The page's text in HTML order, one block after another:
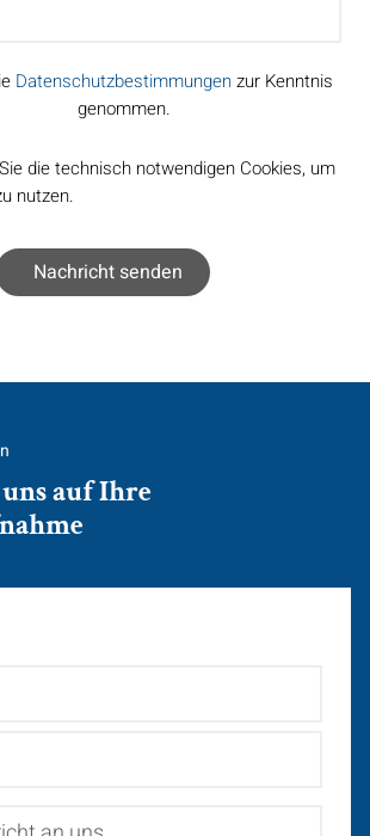
Datenschutzbestimmungenzur Kenntnis
genommen.
die technisch notwendigen Cookies, um
nutzen.
auf Ihre